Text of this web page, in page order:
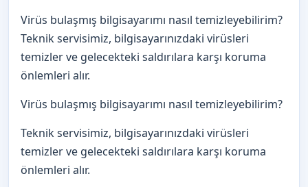
Virüs bulaşmış bilgisayarımı nasıl temizleyebilirim?
Teknik servisimiz, bilgisayarınızdaki virüsleri
temizler ve gelecekteki saldırılara karşı koruma
önlemleri alır.
Virüs bulaşmış bilgisayarımı nasıl temizleyebilirim?
Teknik servisimiz, bilgisayarınızdaki virüsleri
temizler ve gelecekteki saldırılara karşı koruma
önlemleri alır.